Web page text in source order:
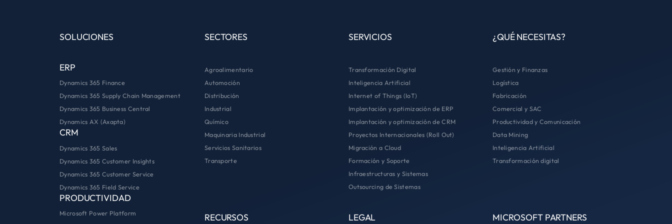
SOLUCIONES
ERP
Dynamics 365 Finance
Dynamics 365 Supply Chain Management
Dynamics 365 Business Central
Dynamics AX (Axapta)
CRM
Dynamics 365 Sales
Dynamics 365 Customer Insights
Dynamics 365 Customer Service
Dynamics 365 Field Service
PRODUCTIVIDAD
Microsoft Power Platform
SECTORES
Agroalimentario
Automoción
Distribución
Industrial
Químico
Maquinaria Industrial
Servicios Sanitarios
Transporte
SERVICIOS
Transformación Digital
Inteligencia Artificial
Internet of Things (IoT)
Implantación y optimización de ERP
Implantación y optimización de CRM
Proyectos Internacionales (Roll Out)
Migración a Cloud
Formación y Soporte
Infraestructuras y Sistemas
Outsourcing de Sistemas
¿QUÉ NECESITAS?
Gestión y Finanzas
Logística
Fabricación
Comercial y SAC
Productividad y Comunicación
Data Mining
Inteligencia Artificial
Transformación digital
RECURSOS LEGAL MICROSOFT PARTNERS